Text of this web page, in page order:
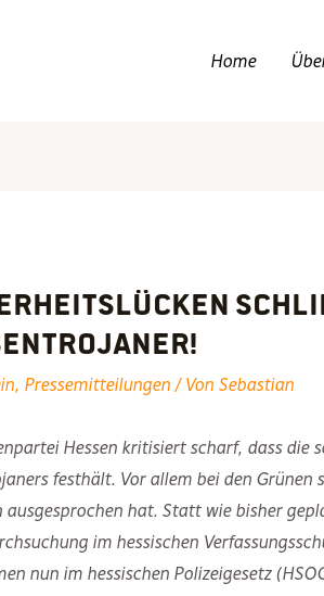
Home
, Pressemitteilungen/ Von Sebastian
Hessen kritisiert scharf, dass die
festhält. Vor allem bei den Grünen
ausgesprochen hat. Statt wie bisher
im hessischen
nun im hessischen Polizeigesetz